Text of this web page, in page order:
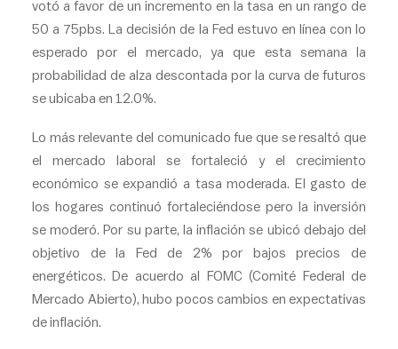
votó a favor de un incremento en la tasa en un rango de
50 a 75pbs. La decisión de la Fed estuvo en línea con lo
esperado por el mercado, ya que esta semana la
probabilidad de alza descontada por la curva de futuros
se ubicaba en 12.0%.
Lo más relevante del comunicado fue que se resaltó que
el mercado laboral se fortaleció y el crecimiento
económico se expandió a tasa moderada. El gasto de
los hogares continuó fortaleciéndose pero la inversión
se moderó. Por su parte, la inflación se ubicó debajo del
objetivo de la Fed de 2% por bajos precios de
energéticos. De acuerdo al FOMC (Comité Federal de
Mercado Abierto), hubo pocos cambios en expectativas
de inflación.